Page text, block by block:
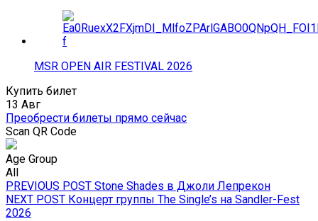
MSR OPEN AIR FESTIVAL 2026
Купить билет
13 Авг
Преобрести билеты прямо сейчас
Scan QR Code
Age Group
All
Навигация
по
PREVIOUS POST Previous
post:
Stone Shades в Джоли Лепрекон
NEXT POST Next
Концерт группы The Single’s на Sandler-Fest
2026